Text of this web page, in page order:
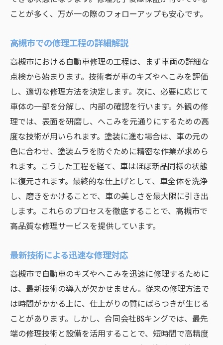
ことが多く、万が一の際のフォローアップも安心です。
高槻市での修理工程の詳細解説
高槻市における自動車修理の工程は、まず車両の詳細な
点検から始まります。技術者が車のキズやへこみを評価
し、適切な修理方法を決定します。次に、必要に応じて
車体の一部を分解し、内部の確認を行います。外観の修
理では、表面を研磨し、へこみを元通りにするための高
度な技術が用いられます。塗装に進む場合は、車の元の
色に合わせ、塗装ムラを防ぐために精密な作業が求めら
れます。こうした工程を経て、車はほぼ新品同様の状態
に復元されます。最終的な仕上げとして、車全体を洗浄
し、磨きをかけることで、車の美しさを最大限に引き出
します。これらのプロセスを徹底することで、高槻市で
高品質な修理サービスを提供しています。
最新技術による迅速な修理対応
高槻市で自動車のキズやへこみを迅速に修理するために
は、最新技術の導入が欠かせません。従来の修理方法で
は時間がかかる上に、仕上がりの質にばらつきが生じる
ことがあります。しかし、合同会社BSキングでは、最先
端の修理技術と設備を活用することで、短時間で高精度